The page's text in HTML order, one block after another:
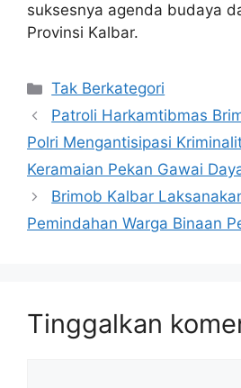
suksesnya agenda budaya
Provinsi Kalbar.
Kategori
Tak Berkategori
Patroli Harkamtibmas
Polri Mengantisipasi
Keramaian Pekan Gawai
Brimob Kalbar
Pemindahan Warga Binaan
Tinggalkan